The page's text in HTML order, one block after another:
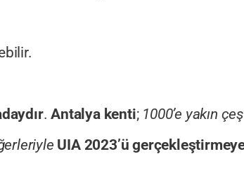
.Antalya kenti; 1000’e yakın
UIA 2023’ü gerçekleştirmeye